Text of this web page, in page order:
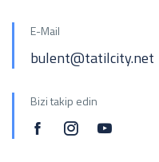
E-Mail
bulent@tatilcity.net
Bizi takip edin